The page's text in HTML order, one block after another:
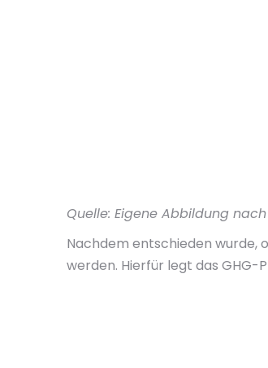
Quelle: Eigene Abbildung
Nachdem entschieden wurde,
werden. Hierfür legt das